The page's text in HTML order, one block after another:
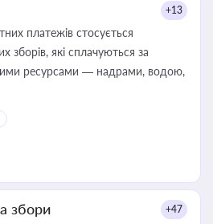
+13
платежів стосується
зборів, які сплачуються за
ресурсами — надрами, водою,
збори +47